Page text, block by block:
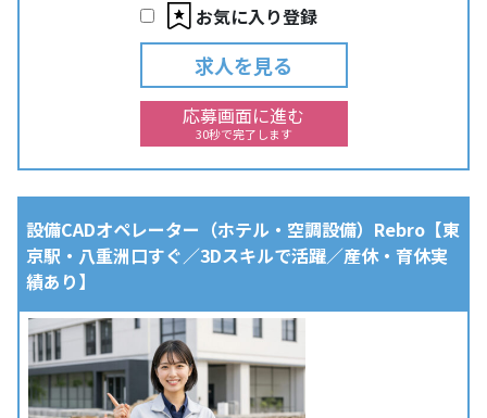
お気に入り登録
求人を見る
応募画面に進む
30秒で完了します
設備CADオペレーター（ホテル・空調設備）Rebro【東
京駅・八重洲口すぐ／3Dスキルで活躍／産休・育休実
績あり】